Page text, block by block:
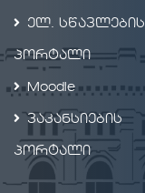
ელ. სწავლების
პორტალი
Moodle
ვაკანსიების
პორტალი